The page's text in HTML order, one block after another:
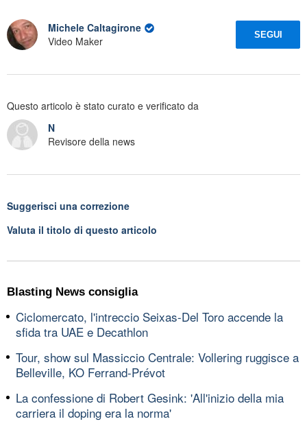
Michele Caltagirone
Video Maker
SEGUI
Questo articolo è stato curato e verificato da
N
Revisore della news
Suggerisci una correzione
Valuta il titolo di questo articolo
Blasting News consiglia
Ciclomercato, l'intreccio Seixas-Del Toro accende la
sfida tra UAE e Decathlon
Tour, show sul Massiccio Centrale: Vollering ruggisce a
Belleville, KO Ferrand-Prévot
La confessione di Robert Gesink: 'All'inizio della mia
carriera il doping era la norma'